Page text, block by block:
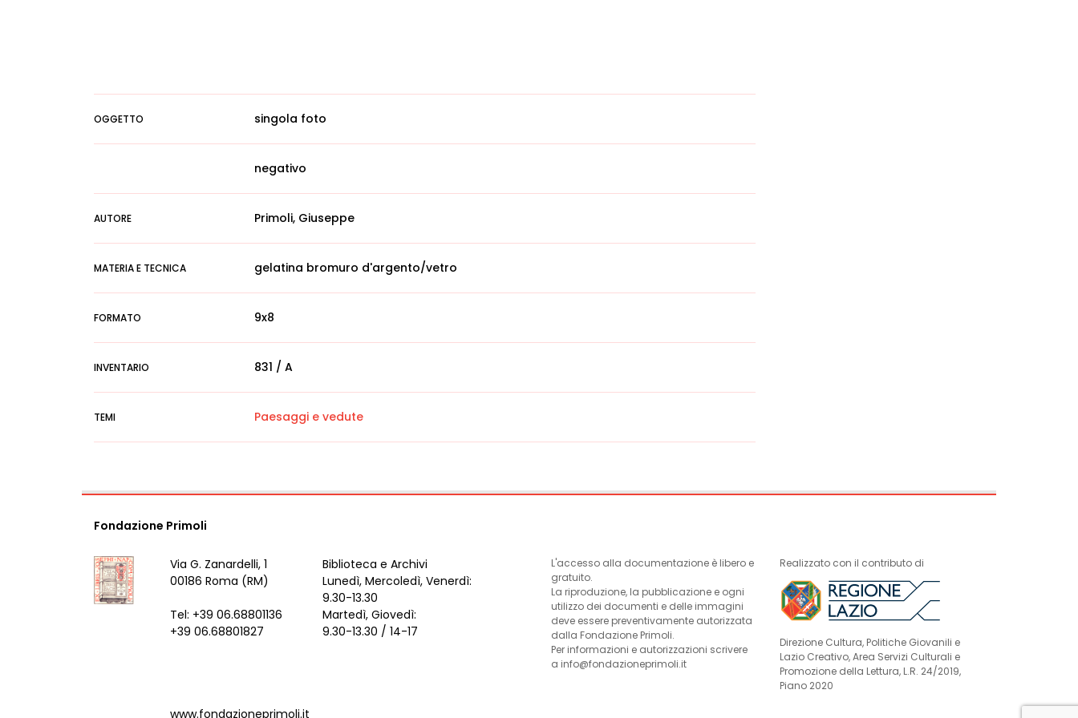
OGGETTO singola foto
negativo
AUTORE Primoli, Giuseppe
MATERIA E TECNICA gelatina bromuro d'argento/vetro
FORMATO 9x8
INVENTARIO 831 / A
TEMI Paesaggi e vedute
Fondazione Primoli
Via G. Zanardelli, 1
00186 Roma (RM)
Tel: +39 06.68801136
+39 06.68801827
Biblioteca e Archivi
Lunedì, Mercoledì, Venerdì:
9.30-13.30
Martedì, Giovedì:
9.30-13.30 / 14-17
L'accesso alla documentazione è libero e
gratuito.
La riproduzione, la pubblicazione e ogni
utilizzo dei documenti e delle immagini
deve essere preventivamente autorizzata
dalla Fondazione Primoli.
Per informazioni e autorizzazioni scrivere
a info@fondazioneprimoli.it
Realizzato con il contributo di
Direzione Cultura, Politiche Giovanili e
Lazio Creativo, Area Servizi Culturali e
Promozione della Lettura, L.R. 24/2019,
Piano 2020
www.fondazioneprimoli.it